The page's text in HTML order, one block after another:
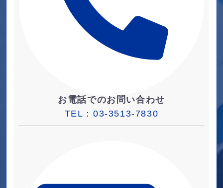
お電話でのお問い合わせ
TEL：03-3513-7830